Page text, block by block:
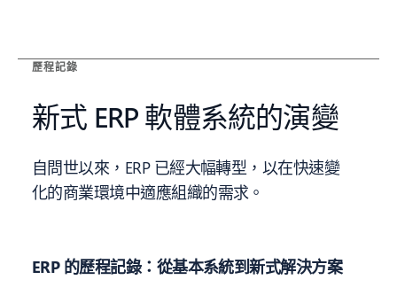
歷程記錄
新式 ERP 軟體系統的演變
自問世以來，ERP 已經大幅轉型，以在快速變
化的商業環境中適應組織的需求。
ERP 的歷程記錄：從基本系統到新式解決方案